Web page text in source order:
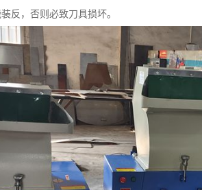
反，否则必致刀具损坏。